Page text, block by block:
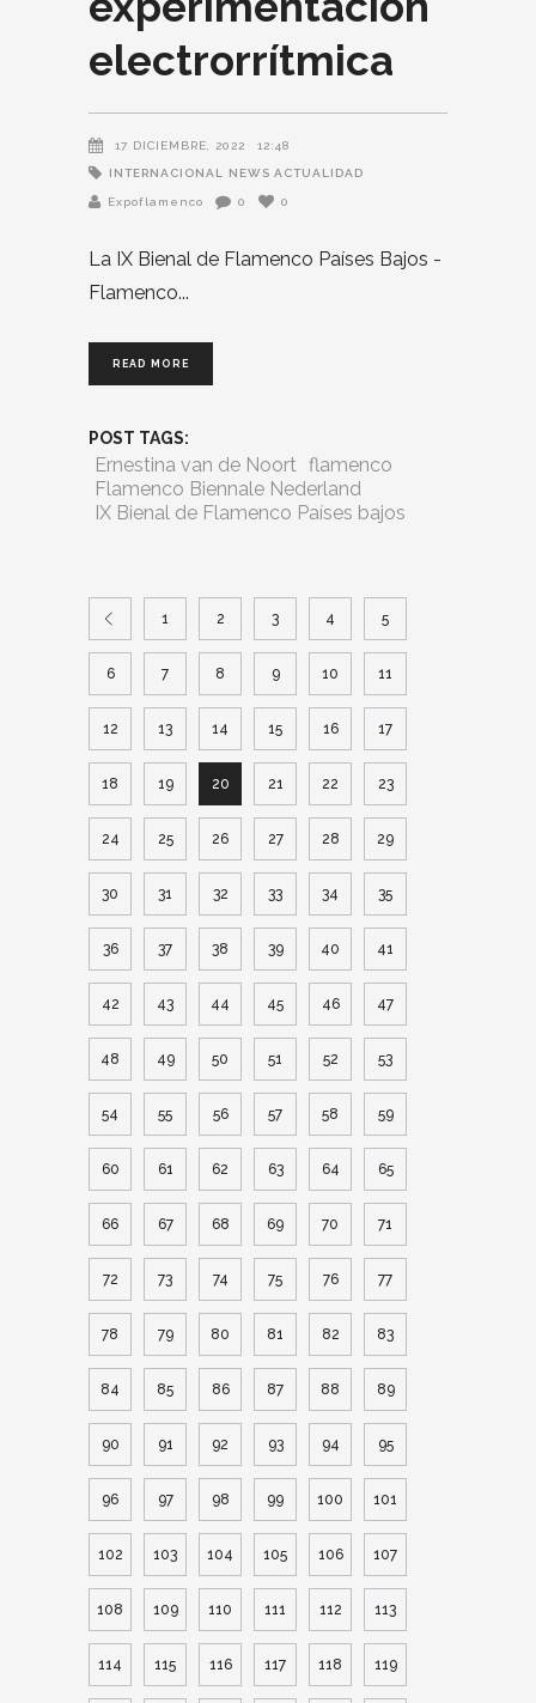
electrorrítmica
17 DICIEMBRE, 2022 12:48
INTERNACIONAL NEWS ACTUALIDAD
Expoflamenco 0 0
La IX Bienal de Flamenco Países Bajos -
Flamenco
READ MORE
POST TAGS:
Ernestina van de Noort flamenco
Flamenco Biennale Nederland
IX Bienal de Flamenco Países bajos
1 2 3 4 5
6 7 8 9 10 11
12 13 14 15 16 17
18 19 20 21 22 23
24 25 26 27 28 29
30 31 32 33 34 35
36 37 38 39 40 41
42 43 44 45 46 47
48 49 50 51 52 53
54 55 56 57 58 59
60 61 62 63 64 65
66 67 68 69 70 71
72 73 74 75 76 77
78 79 80 81 82 83
84 85 86 87 88 89
90 91 92 93 94 95
96 97 98 99 100 101
102 103 104 105 106 107
108 109 110 111 112 113
114 115 116 117 118 119